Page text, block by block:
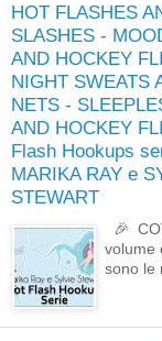
HOT FLASHES
SLASHES -
AND HOCKEY
NIGHT SWEATS
NETS -
AND HOCKEY
Flash Hookups
MARIKA RAY e
STEWART
🎉
volume
sono le